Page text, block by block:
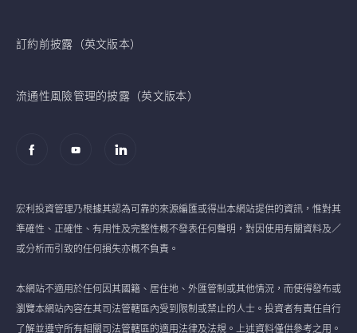
訂約前披露（英文版本）
流通性風險管理的披露（英文版本）
宏利投資管理乃根據其認為可靠的來源編匯或得出本網站提供的資訊，惟對其
準確性、正確性、有用性及完整性概不發表任何聲明，對因使用有關資料及／
或分析而引致的任何損失亦概不負責。
本網站不適用於任何因其國籍、居住地、外匯管制或其他情況，而使得發布或
瀏覽本網站內容在其司法管轄區內受到限制或禁止的人士。投資者有責任自行
了解並遵守所有相關司法管轄區的適用法律及法規。上述資料僅供參考之用。